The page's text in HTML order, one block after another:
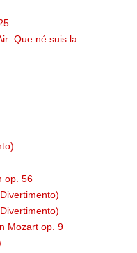
Que né suis la
op. 56
Mozart op. 9